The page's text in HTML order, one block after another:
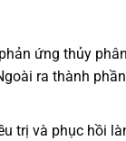
ứng thủy
ra thành
trị và phục hồi